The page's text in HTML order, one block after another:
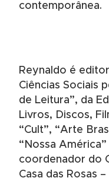
contemporânea.
Reynaldo é
Ciências Sociais
de Leitura”, da
Livros, Discos,
“Cult”, “Arte
“Nossa
coordenador do
Casa das Rosas